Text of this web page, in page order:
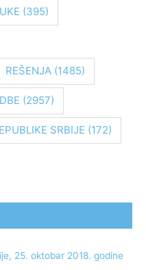
(395)
REŠENJA(1485)
(2957)
SRBIJE (172)
25. oktobar 2018. godine